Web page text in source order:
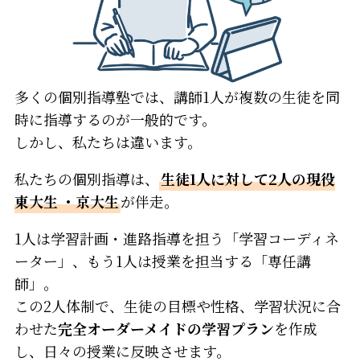
多くの個別指導塾では、講師1人が複数の生徒を同
時に指導するのが一般的です。
しかし、私たちは違います。
私たちの個別指導は、 生徒1人に対して2人の現役
東大生・京大生が伴走。
1人は学習計画・進路指導を担う「学習コーディネ
ーター」、もう1人は授業を担当する「専任講
師」。
この2人体制で、生徒の目標や性格、学習状況に合
わせた完全オーダーメイドの学習プランを作成
し、日々の授業に反映させます。